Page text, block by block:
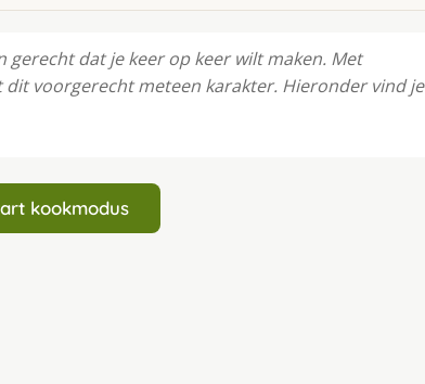
dat je keer op keer wilt maken. Met
voorgerecht meteen karakter. Hieronder vind je
kookmodus